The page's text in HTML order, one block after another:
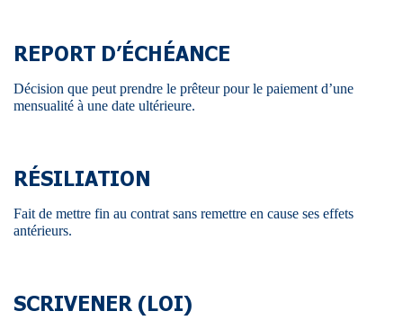
REPORT D’ÉCHÉANCE
Décision que peut prendre le prêteur pour le paiement d’une
mensualité à une date ultérieure.
RÉSILIATION
Fait de mettre fin au contrat sans remettre en cause ses effets
antérieurs.
SCRIVENER (LOI)